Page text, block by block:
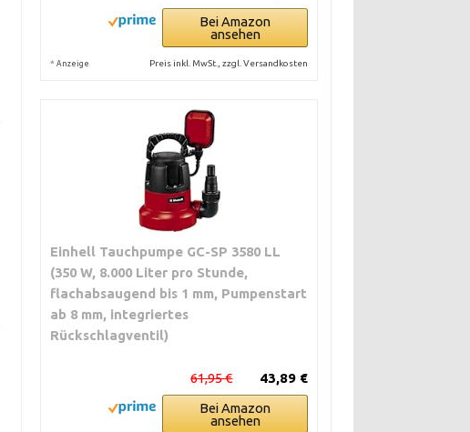
Bei Amazon
ansehen
* Anzeige Preis inkl. MwSt., zzgl. Versandkosten
Einhell Tauchpumpe GC-SP 3580 LL
(350 W, 8.000 Liter pro Stunde,
flachabsaugend bis 1 mm, Pumpenstart
ab 8 mm, integriertes
Rückschlagventil)
43,89 €
61,95 €
Bei Amazon
ansehen